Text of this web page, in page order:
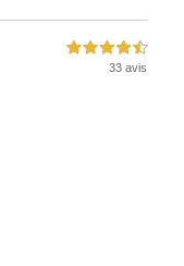
4,5 étoiles sur 5
33 avis